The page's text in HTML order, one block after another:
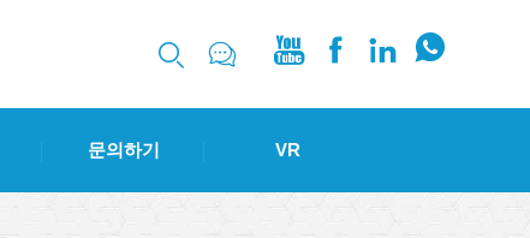
     
문의하기 VR